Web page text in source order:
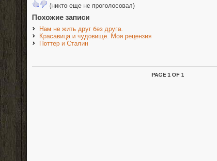
(никто еще не проголосовал)
Похожие записи
Нам не жить друг без друга.
Красавица и чудовище. Моя рецензия
Поттер и Сталин
PAGE 1 OF 1